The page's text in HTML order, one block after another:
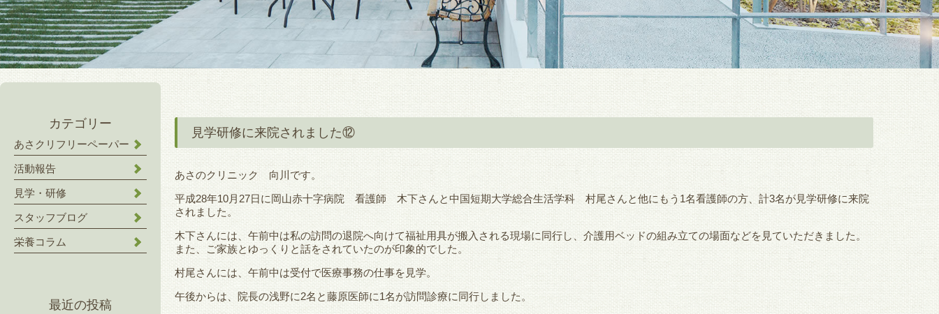
見学研修に来院されました⑫
あさのクリニック 向川です。
平成28年10月27日に岡山赤十字病院 看護師 木下さんと中国短期大学総合生活学科 村尾さんと他にもう1名看護師の方、計3名が見学研修に来院
されました。
木下さんには、午前中は私の訪問の退院へ向けて福祉用具が搬入される現場に同行し、介護用ベッドの組み立ての場面などを見ていただきました。
また、ご家族とゆっくりと話をされていたのが印象的でした。
村尾さんには、午前中は受付で医療事務の仕事を見学。
午後からは、院長の浅野に2名と藤原医師に1名が訪問診療に同行しました。
カテゴリー
あさクリフリーペーパー
活動報告
見学・研修
スタッフブログ
栄養コラム
最近の投稿